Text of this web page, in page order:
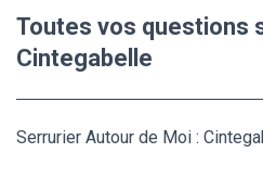
Toutes vos questions
Cintegabelle
Serrurier Autour de Moi :